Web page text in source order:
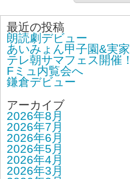
最近の投稿
朗読劇デビュー
あいみょん甲子園&実家
テレ朝サマフェス開催！
Fミュ内覧会へ
鎌倉デビュー
アーカイブ
2026年8月
2026年7月
2026年6月
2026年5月
2026年4月
2026年3月